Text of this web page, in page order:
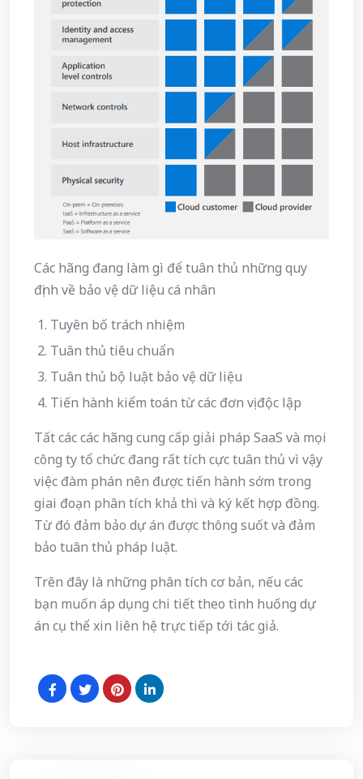
Các hãng đang làm gì để tuân thủ những quy
định về bảo vệ dữ liệu cá nhân
Tuyên bố trách nhiệm
Tuân thủ tiêu chuẩn
Tuân thủ bộ luật bảo vệ dữ liệu
Tiến hành kiểm toán từ các đơn vị độc lập
Tất các các hãng cung cấp giải pháp SaaS và mọi
công ty tổ chức đang rất tích cực tuân thủ vì vậy
việc đàm phán nên được tiến hành sớm trong
giai đoạn phân tích khả thì và ký kết hợp đồng.
Từ đó đảm bảo dự án được thông suốt và đảm
bảo tuân thủ pháp luật.
Trên đây là những phân tích cơ bản, nếu các
bạn muốn áp dụng chi tiết theo tình huống dự
án cụ thể xin liên hệ trực tiếp tới tác giả.